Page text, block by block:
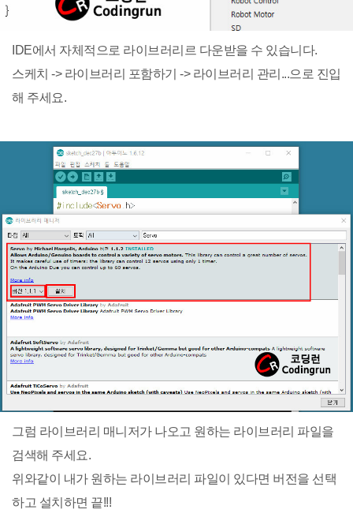
IDE에서 자체적으로 라이브러리르 다운받을 수 있습니다.
스케치 -> 라이브러리 포함하기 -> 라이브러리 관리...으로 진입
해 주세요.
그럼 라이브러리 매니저가 나오고 원하는 라이브러리 파일을
검색해 주세요.
위와같이 내가 원하는 라이브러리 파일이 있다면 버전을 선택
하고 설치하면 끝!!!